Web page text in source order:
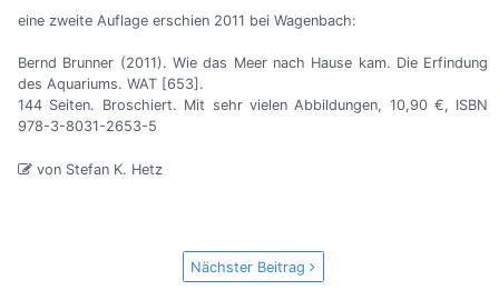
eine zweite Auflage erschien 2011 bei Wagenbach:
Bernd Brunner (2011). Wie das Meer nach Hause kam. Die Erfindung
des Aquariums. WAT [653] .
144 Seiten. Broschiert. Mit sehr vielen Abbildungen, 10,90 €, ISBN
978-3-8031-2653-5
von Stefan K. Hetz
Nächster Beitrag